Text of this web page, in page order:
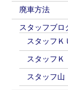
廃車方法
スタッフブロ
スタッフＫ
スタッフＫ
スタッフ山